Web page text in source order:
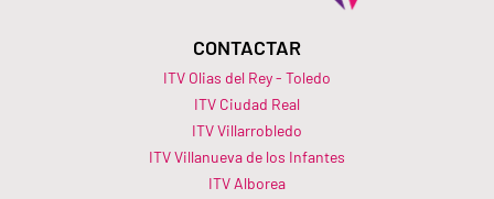
CONTACTAR
ITV Olias del Rey - Toledo
ITV Ciudad Real
ITV Villarrobledo
ITV Villanueva de los Infantes
ITV Alborea